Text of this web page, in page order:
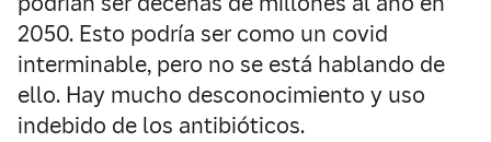
2050. Esto podría ser como un covid
interminable, pero no se está hablando de
ello. Hay mucho desconocimiento y uso
indebido de los antibióticos.